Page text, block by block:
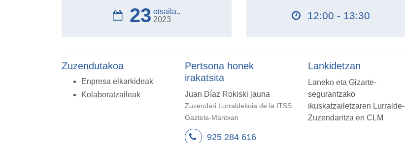
23 otsaila..
2023
12:00 - 13:30
Zuzendutakoa
Enpresa elkarkideak
Kolaboratzaileak
Pertsona honek
irakatsita
Juan Díaz Rokiski jauna
Zuzendari Lurraldekoia de la ITSS
Gaztela-Mantxan
925 284 616
Lankidetzan
Laneko eta Gizarte-
segurantzako
ikuskatzailetzaren Lurralde-
Zuzendaritza en CLM